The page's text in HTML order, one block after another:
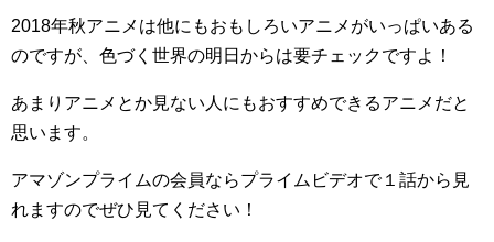
2018年秋アニメは他にもおもしろいアニメがいっぱいある
のですが、色づく世界の明日からは要チェックですよ！
あまりアニメとか見ない人にもおすすめできるアニメだと
思います。
アマゾンプライムの会員ならプライムビデオで１話から見
れますのでぜひ見てください！